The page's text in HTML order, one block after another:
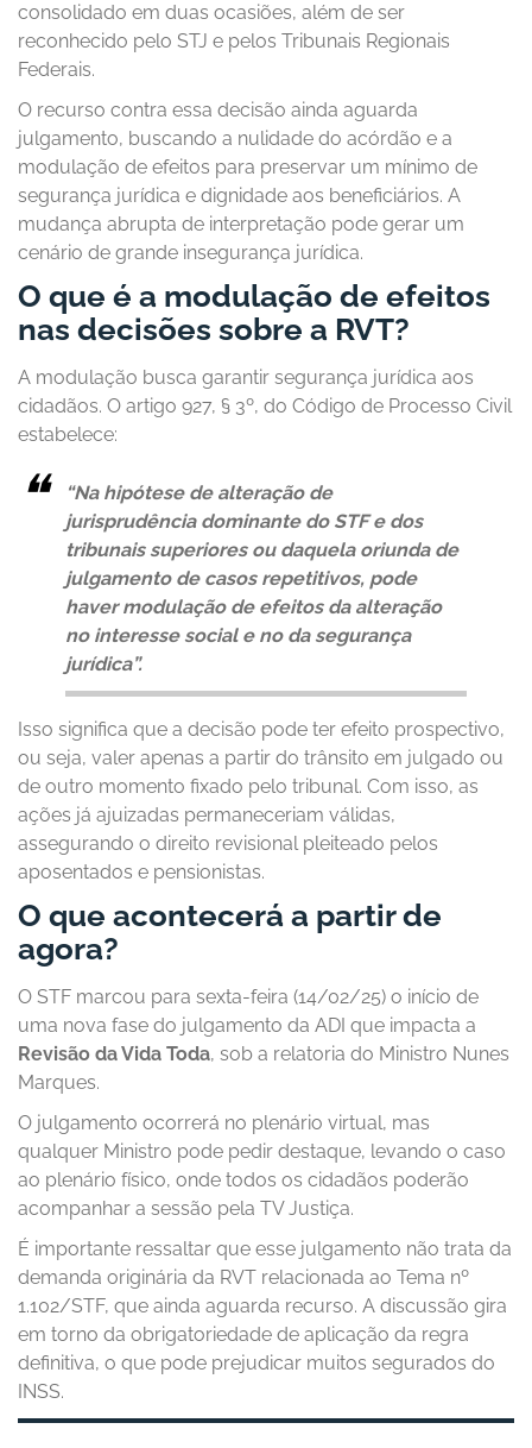
consolidado em duas ocasiões, além de ser
reconhecido pelo STJ e pelos Tribunais Regionais
Federais.
O recurso contra essa decisão ainda aguarda
julgamento, buscando a nulidade do acórdão e a
modulação de efeitos para preservar um mínimo de
segurança jurídica e dignidade aos beneficiários. A
mudança abrupta de interpretação pode gerar um
cenário de grande insegurança jurídica.
O que é a modulação de efeitos
nas decisões sobre a RVT?
A modulação busca garantir segurança jurídica aos
cidadãos. O artigo 927, § 3º, do Código de Processo Civil
estabelece:
“Na hipótese de alteração de
jurisprudência dominante do STF e dos
tribunais superiores ou daquela oriunda de
julgamento de casos repetitivos, pode
haver modulação de efeitos da alteração
no interesse social e no da segurança
jurídica”.
Isso significa que a decisão pode ter efeito prospectivo,
ou seja, valer apenas a partir do trânsito em julgado ou
de outro momento fixado pelo tribunal. Com isso, as
ações já ajuizadas permaneceriam válidas,
assegurando o direito revisional pleiteado pelos
aposentados e pensionistas.
O que acontecerá a partir de
agora?
O STF marcou para sexta-feira (14/02/25) o início de
uma nova fase do julgamento da ADI que impacta a
Revisão da Vida Toda, sob a relatoria do Ministro Nunes
Marques.
O julgamento ocorrerá no plenário virtual, mas
qualquer Ministro pode pedir destaque, levando o caso
ao plenário físico, onde todos os cidadãos poderão
acompanhar a sessão pela TV Justiça.
É importante ressaltar que esse julgamento não trata da
demanda originária da RVT relacionada ao Tema nº
1.102/STF, que ainda aguarda recurso. A discussão gira
em torno da obrigatoriedade de aplicação da regra
definitiva, o que pode prejudicar muitos segurados do
INSS.